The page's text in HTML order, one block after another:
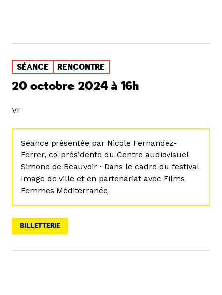
SÉANCE RENCONTRE
20 octobre 2024 à 16h
VF
Séance présentée par Nicole Fernandez-
Ferrer, co-présidente du Centre audiovisuel
Simone de Beauvoir · Dans le cadre du festival
Image de ville et en partenariat avec Films
Femmes Méditerranée
BILLETTERIE